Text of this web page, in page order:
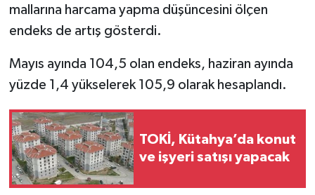
mallarına harcama yapma düşüncesini ölçen
endeks de artış gösterdi.
Mayıs ayında 104,5 olan endeks, haziran ayında
yüzde 1,4 yükselerek 105,9 olarak hesaplandı.
TOKİ, Kütahya’da konut
ve işyeri satışı yapacak
Yemek Tarifleri